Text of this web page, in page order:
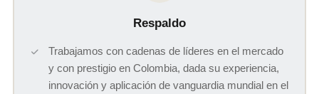
Respaldo
Trabajamos con cadenas de líderes en el mercado
y con prestigio en Colombia, dada su experiencia,
innovación y aplicación de vanguardia mundial en el